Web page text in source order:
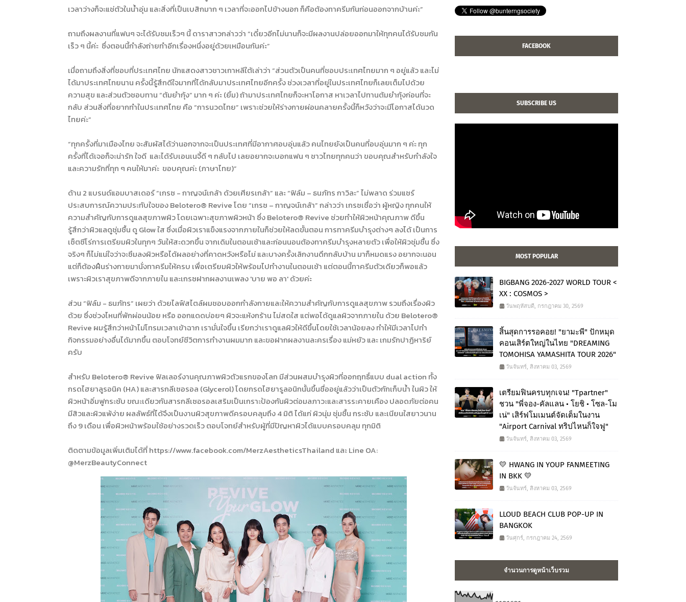
เวลาว่างก็จะแช่ตัวในน้ำอุ่น และสิ่งที่เป็นเบสิกมาก ๆ เวลาที่จะออกไปข้างนอก ก็คือต้องทาครีมกันก่อนออกจากบ้านค่ะ”
ถามถึงผลงานที่แฟนๆ จะได้รับชมเร็วๆ นี้ ดาราสาวกล่าวว่า “เดี๋ยวอีกไม่นานก็จะมีผลงานปล่อยออกมาให้ทุกคนได้รับชมกัน
เร็ว ๆ นี้ค่ะ ซึ่งตอนนี้กำลังถ่ายทำอีกเรื่องหนึ่งอยู่ด้วยเหมือนกันค่ะ”
เมื่อถามถึงสิ่งที่ชอบที่ประเทศไทย นักแสดงสาวชาวเกาหลีใต้เล่าว่า “ส่วนตัวเป็นคนที่ชอบประเทศไทยมาก ๆ อยู่แล้ว และไม่
ได้มาประเทศไทยนาน ครั้งนี้รู้สึกดีใจมากที่ได้กลับมาประเทศไทยอีกครั้ง ช่วงเวลาที่อยู่ในประเทศไทยก็เลยเต็มไปด้วย
ความสุข และส่วนตัวชอบทาน “ต้มยำกุ้ง” มาก ๆ ค่ะ (ยิ้ม) ถ้ามาประเทศไทยก็จะหาโอกาส หาเวลาไปทานต้มยำกุ้งก่อนที่จะ
กลับ ส่วนสิ่งที่อยากทำในประเทศไทย คือ “การนวดไทย” เพราะช่วยให้ร่างกายผ่อนคลายครั้งนี้ก็หวังว่าจะมีโอกาสได้นวด
ไทยค่ะ”
“ทุกครั้งที่มาเมืองไทย จะสัมผัสได้ว่านอกจากจะเป็นประเทศที่มีอากาศอบอุ่นแล้ว คนไทยยังเป็นคนที่อบอุ่นมาก ๆ ค่ะ ทุก
ครั้งที่ได้เจอก็จะน่ารัก ใจดี และได้รับเอนเนจี้ดี ๆ กลับไป เลยอยากจะบอกแฟน ๆ ชาวไทยทุกคนว่า ขอบคุณสำหรับกำลังใจ
และความรักที่ทุก ๆ คนให้มาค่ะ ขอบคุณค่ะ (ภาษาไทย)”
ด้าน 2 แบรนด์แอมบาสเดอร์ “เกรซ - กาญจน์เกล้า ด้วยเศียรเกล้า” และ “ฟิล์ม – ธนภัทร กาวิละ” ไม่พลาด ร่วมแชร์
ประสบการณ์ความประทับใจของ Belotero® Revive โดย “เกรซ – กาญจน์เกล้า” กล่าวว่า เกรซเชื่อว่า ผู้หญิง ทุกคนให้
ความสำคัญกับการดูแลสุขภาพผิว โดยเฉพาะสุขภาพผิวหน้า ซึ่ง Belotero® Revive ช่วยทำให้ผิวหน้าคุณภาพ ดีขึ้น
รู้สึกว่าผิวแลดูชุ่มชื้น ดู Glow ใส ซึ่งเมื่อผิวเราแข็งแรงจากภายในก็ช่วยให้ลดขั้นตอน การทาครีมบำรุงต่างๆ ลงได้ เป็นการ
เซ็ตซีโร่การเตรียมผิวในทุกๆ วันให้สะดวกขึ้น จากเดิมในตอนเช้าและก่อนนอนต้องทาครีมบำรุงหลายตัว เพื่อให้ผิวชุ่มชื้น ซึ่ง
จริงๆ ก็ไม่แน่ใจว่าจะซึมลงผิวหรือได้ผลอย่างที่คาดหวังหรือไม่ และบางครั้งเลิกงานดึกกลับบ้าน มาก็หมดแรง อยากจะนอน
แต่ก็ต้องฝืนร่างกายมานั่งทาครีมให้ครบ เพื่อเตรียมผิวให้พร้อมไปทำงานในตอนเช้า แต่ตอนนี้ทาครีมตัวเดียวก็พอแล้ว
เพราะผิวเราสุขภาพดีจากภายใน และเกรซฝากผลงานเพลง 'บาย พอ ลา' ด้วยค่ะ
ส่วน “ฟิล์ม - ธนภัทร” เผยว่า ด้วยไลฟ์สไตล์ผมชอบออกกำลังกายและให้ความสำคัญกับการดูแลสุขภาพ รวมถึงเรื่องผิว
ด้วย ซึ่งช่วงไหนที่พักผ่อนน้อย หรือ ออกแดดบ่อยๆ ผิวจะแห้งกร้าน ไม่สดใส แต่พอได้ดูแลผิวจากภายใน ด้วย Belotero®
Revive ผมรู้สึกว่าหน้าไม่โทรมเวลาเข้าฉาก เรามั่นใจขึ้น เรียกว่าเราดูแลผิวให้ดีขึ้นโดยใช้เวลาน้อยลง ทำให้มีเวลาไปทำ
กิจกรรมอย่างอื่นได้มากขึ้น ตอบโจทย์ชีวิตการทำงานผมมาก และขอฝากผลงานละครเรื่อง แม่หยัว และ เกมรักปาฏิหาริย์
ครับ
สำหรับ Belotero® Revive ฟิลเลอร์งานคุณภาพผิวตัวแรกของโลก มีส่วนผสมบำรุงผิวที่ออกฤทธิ์แบบ dual action ทั้ง
กรดไฮยาลูรอนิค (HA) และสารกลีเซอรอล (Glycerol) โดยกรดไฮยารูลอนิกนั้นขึ้นชื่ออยู่แล้วว่าเป็นตัวกักเก็บน้ำ ในผิว ให้
ผิวหน้าอิ่มฟูกระชับ ขณะเดียวกันสารกลีเซอรอลเสริมเป็นเกราะป้องกันผิวต่อมลภาวะและสารระคายเคือง ปลอดภัยต่อคน
มีสิวและผิวแพ้ง่าย ผลลัพธ์ที่ได้จึงเป็นงานผิวสุขภาพดีครอบคลุมถึง 4 มิติ ได้แก่ ผิวนุ่ม ชุ่มชื้น กระชับ และเนียนใสยาวนาน
ถึง 9 เดือน เพื่อผิวหน้าพร้อมใช้อย่างรวดเร็ว ตอบโจทย์สำหรับผู้ที่มีปัญหาผิวได้แบบครอบคลุม ทุกมิติ
ติดตามข้อมูลเพิ่มเติมได้ที่ https://www.facebook.com/MerzAestheticsThailand และ Line OA:
@MerzBeautyConnect
FACEBOOK
SUBSCRIBE US
MOST POPULAR
BIGBANG 2026-2027 WORLD TOUR <
XX : COSMOS >
วันพฤหัสบดี, กรกฎาคม 30, 2569
สิ้นสุดการรอคอย! "ยามะพี" ปักหมุด
คอนเสิร์ตใหญ่ในไทย "DREAMING
TOMOHISA YAMASHITA TOUR 2026"
วันจันทร์, สิงหาคม 03, 2569
เตรียมฟินครบทุกเจน! "Tpartner"
ชวน "พี่จอง-คัลแลน • โยชิ • โซล-โม
เน่" เสิร์ฟโมเมนต์จัดเต็มในงาน
"Airport Carnival ทริปไหนก็ใจฟู"
วันจันทร์, สิงหาคม 03, 2569
💛 HWANG IN YOUP FANMEETING
IN BKK 💛
วันจันทร์, สิงหาคม 03, 2569
LLOUD BEACH CLUB POP-UP IN
BANGKOK
วันศุกร์, กรกฎาคม 24, 2569
จำนวนการดูหน้าเว็บรวม